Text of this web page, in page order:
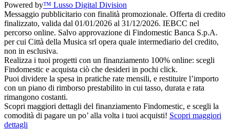
Powered by™ Lusso Digital Division
Messaggio pubblicitario con finalità promozionale. Offerta di credito
finalizzato, valida dal 01/01/2026 al 31/12/2026. IEBCC nel
percorso online. Salvo approvazione di Findomestic Banca S.p.A.
per cui Città della Musica srl opera quale intermediario del credito,
non in esclusiva.
Realizza i tuoi progetti con un finanziamento 100% online: scegli
Findomestic e acquista ciò che desideri in pochi click.
Puoi dividere la spesa in pratiche rate mensili, e restituire l’importo
con un piano di rimborso prestabilito in cui tasso, durata e rata
rimangono costanti.
Scopri maggiori dettagli del finanziamento Findomestic, e scegli la
comodità di pagare un po’ alla volta i tuoi acquisti! Scopri maggiori
dettagli